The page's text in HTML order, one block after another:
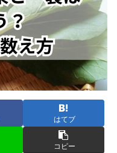
はてブ
コピー